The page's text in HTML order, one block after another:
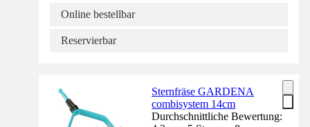
Online bestellbar
Reservierbar
Sternfräse GARDENA
combisystem 14cm
Durchschnittliche Bewertung: